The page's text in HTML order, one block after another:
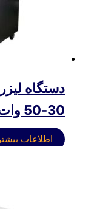
30-50 وات
اطلاعات بیشتر